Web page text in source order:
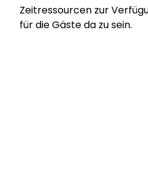
Zeitressourcen zur
für die Gäste da zu sein.